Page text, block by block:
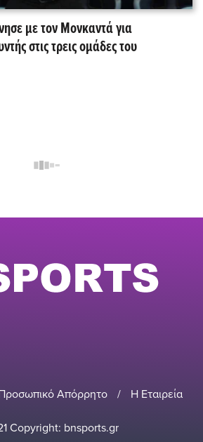
με τον Μονκαντά για
στις τρεις ομάδες του
Απόρρητο / Η Εταιρεία
Copyright: bnsports.gr